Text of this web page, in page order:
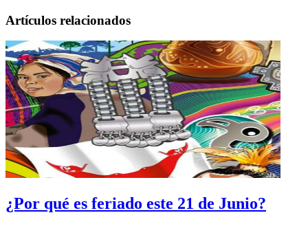
Artículos relacionados
¿Por qué es feriado este 21 de Junio?